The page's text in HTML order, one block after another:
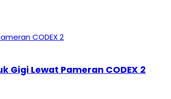
Gigi Lewat Pameran CODEX 2